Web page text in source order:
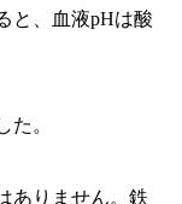
と、血液pHは酸
た。
ありません。鉄